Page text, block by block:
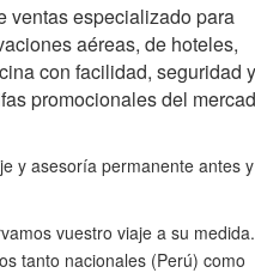
ventas especializado para
aéreas, de hoteles,
con facilidad, seguridad y
promocionales del
y asesoría permanente antes y
vuestro viaje a su medida.
tanto nacionales (Perú) como